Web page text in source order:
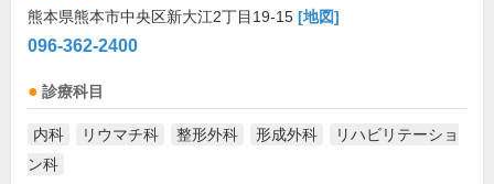
熊本県熊本市中央区新大江2丁目19-15 [地図]
096-362-2400
診療科目
内科 リウマチ科 整形外科 形成外科
リハビリテーショ
ン科